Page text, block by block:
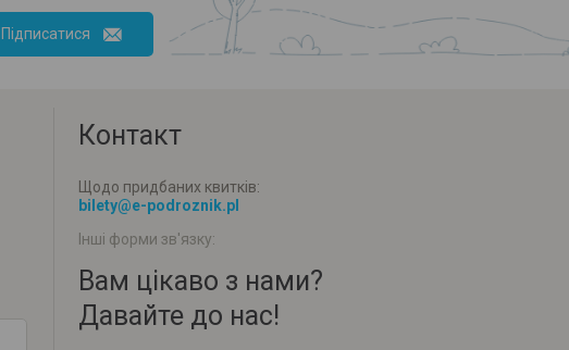
Підписатися
Контакт
Щодо придбаних квитків:
bilety@e-podroznik.pl
Інші форми зв'язку:
Вам цікаво з нами?
Давайте до нас!